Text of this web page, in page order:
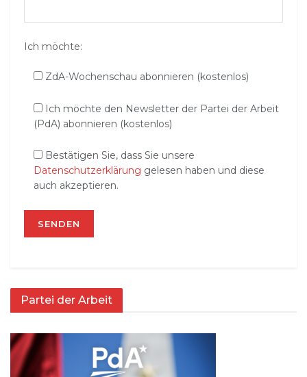
Ich möchte:
ZdA-Wochenschau abonnieren (kostenlos)
Ich möchte den Newsletter der Partei der Arbeit
(PdA) abonnieren (kostenlos)
Bestätigen Sie, dass Sie unsere
Datenschutzerklärung gelesen haben und diese
auch akzeptieren.
Partei der Arbeit